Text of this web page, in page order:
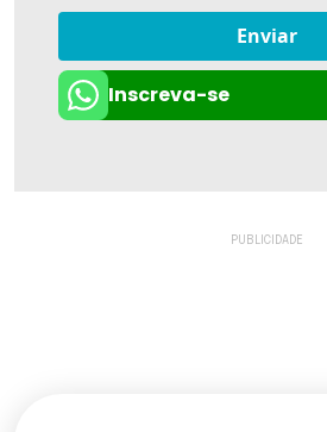
Enviar
Inscreva-se